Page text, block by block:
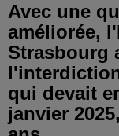
Avec une
améliorée,
Strasbourg
qui devait
janvier